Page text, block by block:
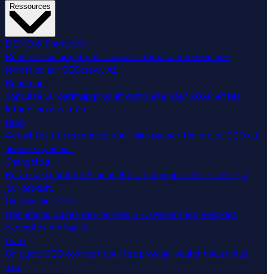
Ressources
DEMO & Formation
Réservez un appel pour voir une démo ou recevoir une
formation sur SEOcrawl AI.
Roadmap
Consulte la roadmap produit complète pour 2026 et les
futures nouveautés.
Blog
Actualités et ressources pour faire passer ton projet SEO au
niveau supérieur.
Changelog
Reste au courant des nouvelles fonctionnalités et mises à
jour produit.
Dictionnaire SEO
Définitions claires des termes SEO essentiels avec des
exemples pratiques.
Livre
Un guide SEO complet pour les pros qui veulent aller plus
loin.